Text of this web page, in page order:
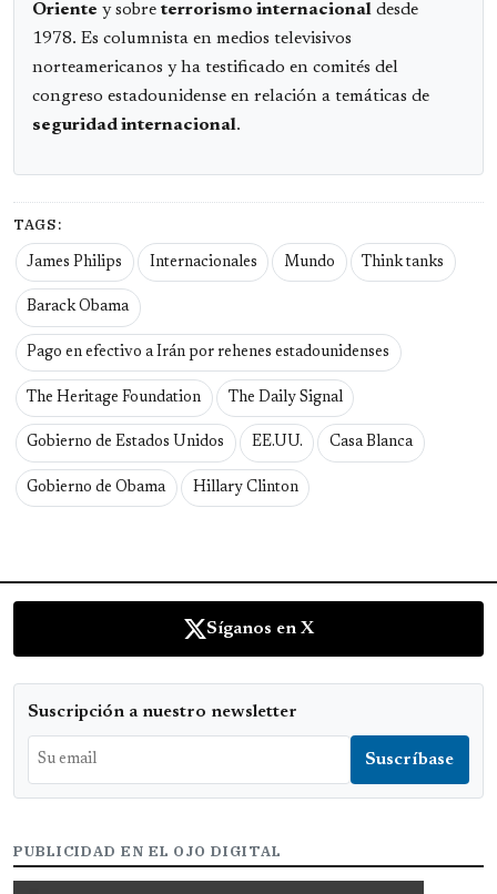
Oriente y sobre terrorismo internacional desde
1978. Es columnista en medios televisivos
norteamericanos y ha testificado en comités del
congreso estadounidense en relación a temáticas de
seguridad internacional.
TAGS:
James Philips Internacionales Mundo Think tanks
Barack Obama
Pago en efectivo a Irán por rehenes estadounidenses
The Heritage Foundation The Daily Signal
Gobierno de Estados Unidos EE.UU. Casa Blanca
Gobierno de Obama Hillary Clinton
Síganos en X
Suscripción a nuestro newsletter
PUBLICIDAD EN EL OJO DIGITAL